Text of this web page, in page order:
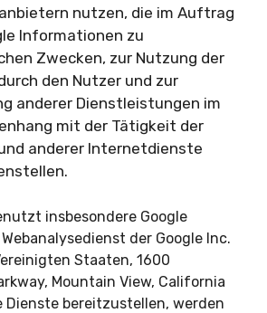
nutzen, die im Auftrag
Informationen zu
Zwecken, zur Nutzung der
den Nutzer und zur
anderer Dienstleistungen im
mit der Tätigkeit der
anderer Internetdienste
insbesondere Google
der Google Inc.
Staaten, 1600
Mountain View, California
Dienste bereitzustellen, werden